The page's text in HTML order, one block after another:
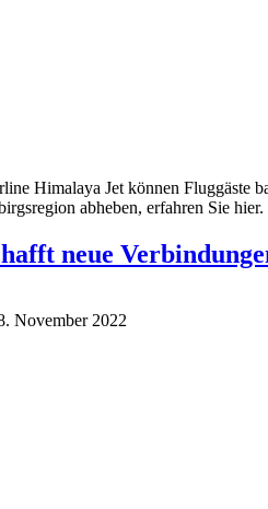
Himalaya Jet können Fluggäste
abheben, erfahren Sie hier.
neue
November 2022